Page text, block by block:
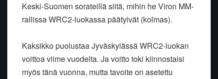
Keski-Suomen sorateillä siitä, mihin he Viron MM-
rallissa WRC2-luokassa päätyivät (kolmas).
Kaksikko puolustaa Jyväskylässä WRC2-luokan
voittoa viime vuodelta. Ja voitto toki kiinnostaisi
myös tänä vuonna, mutta tavoite on asetettu